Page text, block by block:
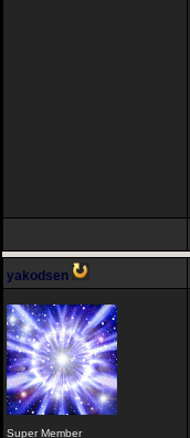
yakodsen
Super Member